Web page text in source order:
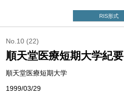
RIS形式
No.10 (22)
順天堂医療短期大学紀要
順天堂医療短期大学
1999/03/29